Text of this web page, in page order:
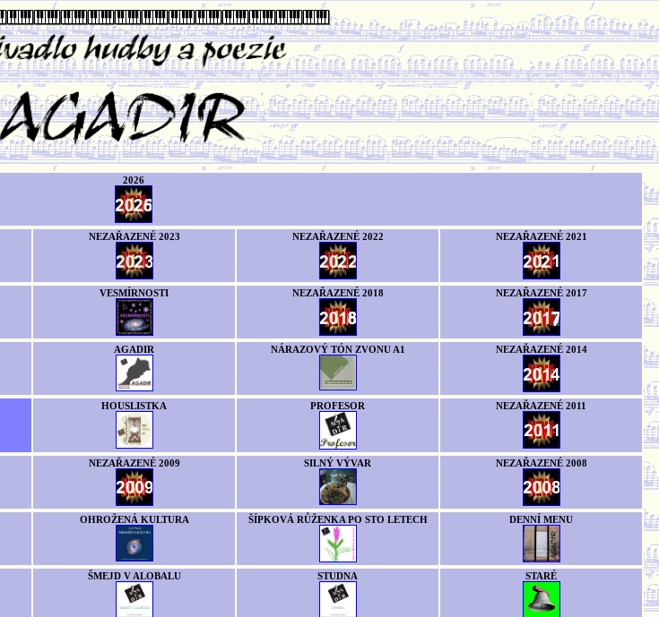
2026
NEZAŘAZENÉ 2023 NEZAŘAZENÉ 2022 NEZAŘAZENÉ 2021
VESMÍRNOSTI NEZAŘAZENÉ 2018 NEZAŘAZENÉ 2017
AGADIR NÁRAZOVÝ TÓN ZVONU A1 NEZAŘAZENÉ 2014
HOUSLISTKA PROFESOR NEZAŘAZENÉ 2011
NEZAŘAZENÉ 2009 SILNÝ VÝVAR NEZAŘAZENÉ 2008
OHROŽENÁ KULTURA ŠÍPKOVÁ RŮŽENKA PO STO LETECH DENNÍ MENU
ŠMEJD V ALOBALU STUDNA STARÉ